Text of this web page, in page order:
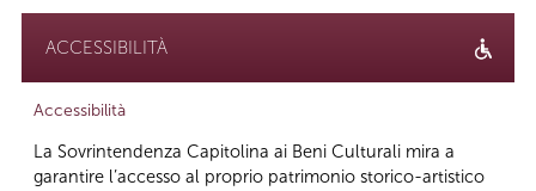
ACCESSIBILITÀ
Accessibilità
La Sovrintendenza Capitolina ai Beni Culturali mira a
garantire l’accesso al proprio patrimonio storico-artistico